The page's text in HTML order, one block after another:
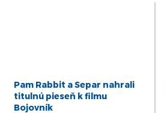
Pam Rabbit a Separ nahrali
titulnú pieseň k filmu
Bojovník